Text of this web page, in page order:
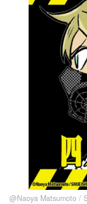
@Naoya Matsumoto /